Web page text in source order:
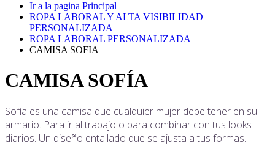
Ir a la pagina Principal
ROPA LABORAL Y ALTA VISIBILIDAD
PERSONALIZADA
ROPA LABORAL PERSONALIZADA
CAMISA SOFIA
CAMISA SOFÍA
Sofía es una camisa que cualquier mujer debe tener en su
armario. Para ir al trabajo o para combinar con tus looks
diarios. Un diseño entallado que se ajusta a tus formas.